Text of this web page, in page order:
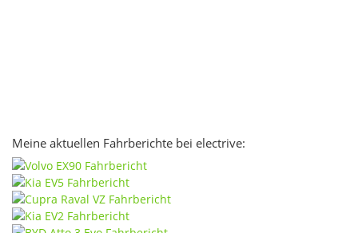
Meine aktuellen Fahrberichte bei electrive: